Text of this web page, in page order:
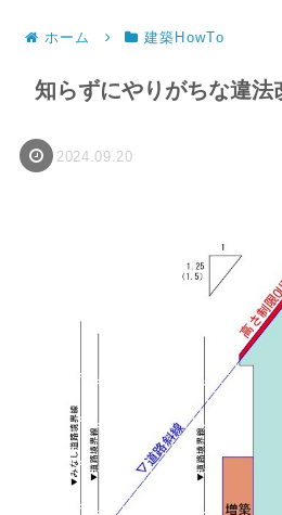
ホーム 建築HowTo
知らずにやりがちな違法
2024.09.20